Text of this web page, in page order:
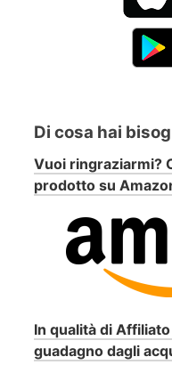
Di cosa hai
Vuoi ringraziarmi?
prodotto su
In qualità di
guadagno dagli